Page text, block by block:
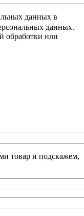
данных в
данных.
обработки или
товар и подскажем,